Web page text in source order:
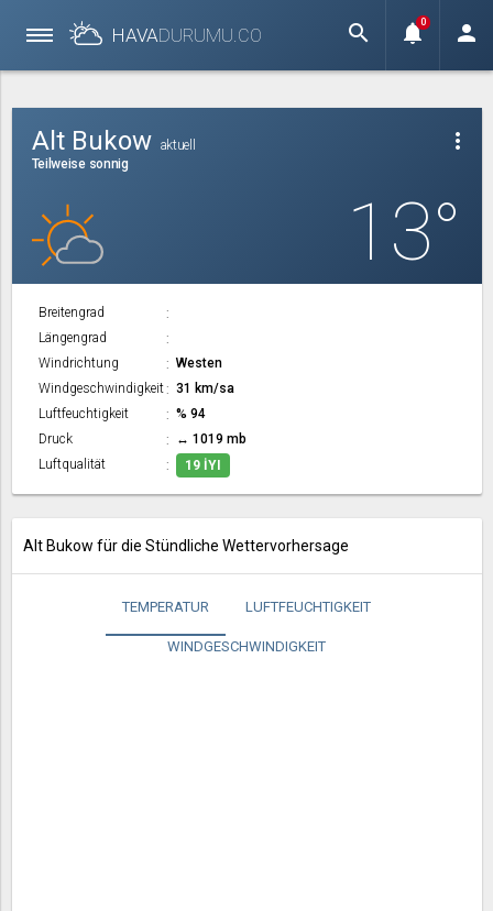
HAVADURUMU.CO search notifications
0 person
more_vert
Alt Bukow
aktuell
Teilweise sonnig
13°
Breitengrad
Längengrad
Windrichtung
Westen
Windgeschwindigkeit
31 km/sa
Luftfeuchtigkeit
% 94
Druck
↔ 1019 mb
Luftqualität
19 İYI
Alt Bukow für die Stündliche Wettervorhersage
TEMPERATUR LUFTFEUCHTIGKEIT
WINDGESCHWINDIGKEIT